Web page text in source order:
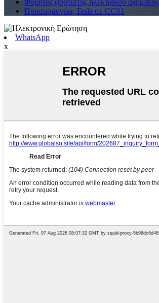
Φορητός φορτιστής ηλεκτρικού οχήματος
Προσαρμογέας Tesla σε CCS1
WhatsApp
x